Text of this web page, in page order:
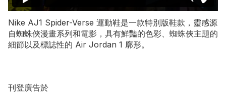
Nike AJ1 Spider-Verse 運動鞋是一款特別版鞋款，靈感源
自蜘蛛俠漫畫系列和電影，具有鮮豔的色彩、蜘蛛俠主題的
細節以及標誌性的 Air Jordan 1 廓形。
刊登廣告於